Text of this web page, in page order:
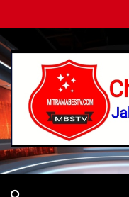
to
content
Mitramabestv
Jalin Informasi